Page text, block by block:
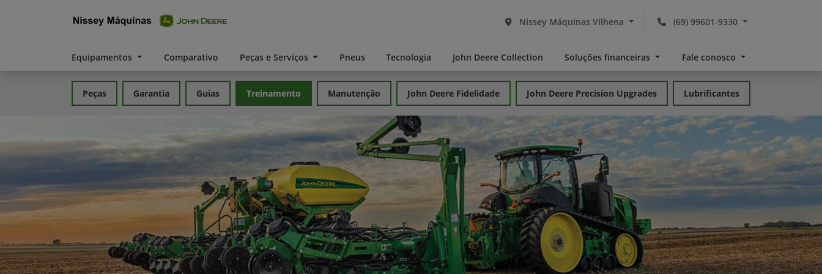
(69) 99601-9330
Nissey Máquinas Vilhena
Equipamentos Comparativo Peças e Serviços Pneus Tecnologia John Deere Collection Soluções financeiras Fale conosco
Peças Garantia Guias Treinamento Manutenção John Deere Fidelidade John Deere Precision Upgrades Lubrificantes